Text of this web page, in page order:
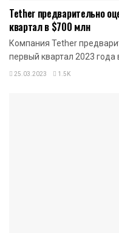
Tether предварительно
квартал в $700 млн
Компания Tether
первый квартал 2023
25.03.2023 1.5K